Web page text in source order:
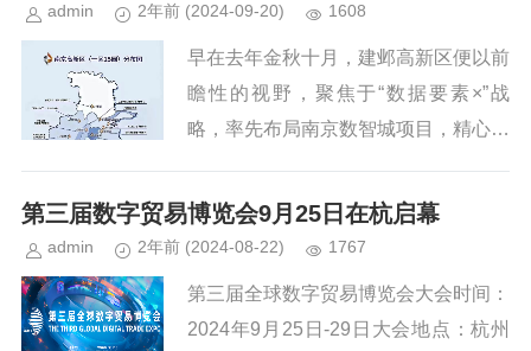
admin 2年前 (2024-09-20) 1608
早在去年金秋十月，建邺高新区便以前
瞻性的视野，聚焦于“数据要素×”战
略，率先布局南京数智城项目，精心策
交通物流、数字能源、数字文娱以及低
第三届数字贸易博览会9月25日在杭启幕
admin 2年前 (2024-08-22) 1767
第三届全球数字贸易博览会大会时间：
2024年9月25日-29日大会地点：杭州